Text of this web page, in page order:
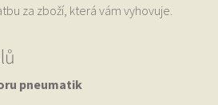
za zboží, která vám vyhovuje.
pneumatik